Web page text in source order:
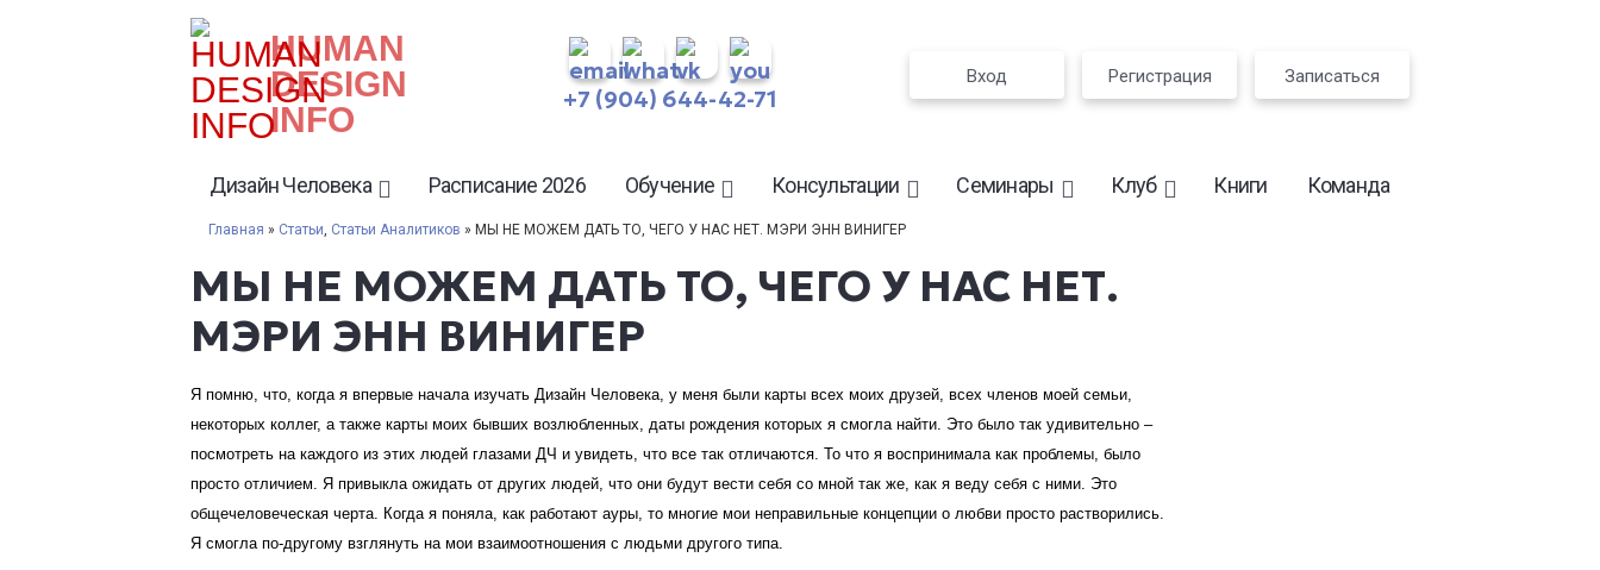
HUMAN
DESIGN
INFO
+7 (904) 644-42-71
Вход Регистрация Записаться
Дизайн Человека Расписание 2026 Обучение Консультации Семинары Клуб Книги Команда
Главная » Статьи, Статьи Аналитиков » МЫ НЕ МОЖЕМ ДАТЬ ТО, ЧЕГО У НАС НЕТ. МЭРИ ЭНН ВИНИГЕР
МЫ НЕ МОЖЕМ ДАТЬ ТО, ЧЕГО У НАС НЕТ.
МЭРИ ЭНН ВИНИГЕР
Я помню, что, когда я впервые начала изучать Дизайн Человека, у меня были карты всех моих друзей, всех членов моей семьи,
некоторых коллег, а также карты моих бывших возлюбленных, даты рождения которых я смогла найти. Это было так удивительно –
посмотреть на каждого из этих людей глазами ДЧ и увидеть, что все так отличаются. То что я воспринимала как проблемы, было
просто отличием. Я привыкла ожидать от других людей, что они будут вести себя со мной так же, как я веду себя с ними. Это
общечеловеческая черта. Когда я поняла, как работают ауры, то многие мои неправильные концепции о любви просто растворились.
Я смогла по-другому взглянуть на мои взаимоотношения с людьми другого типа.